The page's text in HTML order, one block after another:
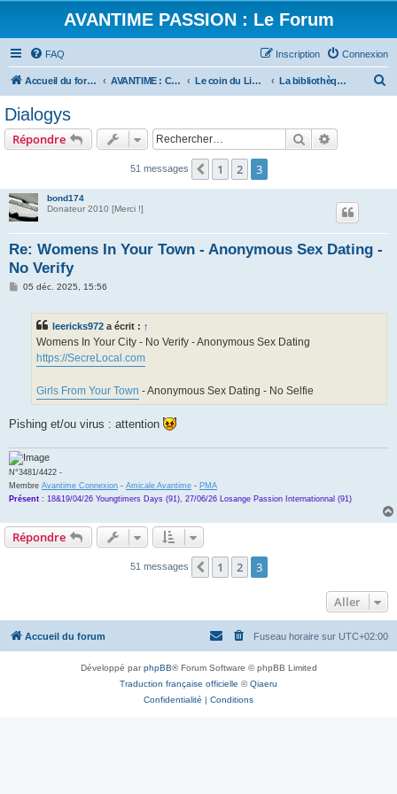
AVANTIME PASSION : Le Forum
FAQ Connexion
Inscription
Accueil du forum AVANTIME : Convivialité et Partage Le coin du Libraire La bibliothèque technique de AP
Dialogys
Répondre Rechercher
51 messages Précédent
1 2 3
bond174
Donateur 2010 [Merci !]
Re: Womens In Your Town - Anonymous Sex Dating -
No Verify
M05 déc. 2025, 15:56
leericks972 a écrit : ↑
Womens In Your City - No Verify - Anonymous Sex Dating
https://SecreLocal.com
Girls From Your Town - Anonymous Sex Dating - No Selfie
Pishing et/ou virus : attention
N°3481/4422 -
Membre Avantime Connexion - Amicale Avantime - PMA
Présent : 18&19/04/26 Youngtimers Days (91), 27/06/26 Losange Passion Internationnal (91)
Répondre
51 messages Précédent
1 2 3
Aller
Accueil du forum Fuseau horaire sur UTC+02:00
Développé parphpBB® Forum Software © phpBB Limited
Traduction française officielle ©Qiaeru
Confidentialité | Conditions